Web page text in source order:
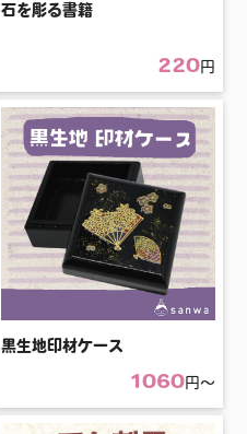
石を彫る書籍
220円
黒生地印材ケース
1060円〜